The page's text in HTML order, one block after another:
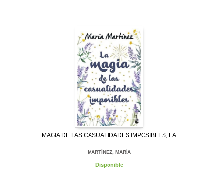
MAGIA DE LAS CASUALIDADES IMPOSIBLES, LA
MARTÍNEZ, MARÍA
Disponible